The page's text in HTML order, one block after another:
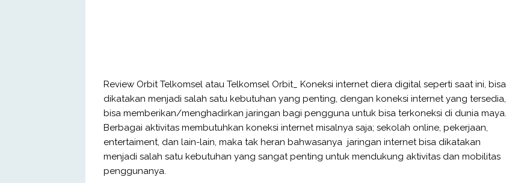
Review Orbit Telkomsel atau Telkomsel Orbit_ Koneksi internet diera digital seperti saat ini, bisa
dikatakan menjadi salah satu kebutuhan yang penting, dengan koneksi internet yang tersedia,
bisa memberikan/menghadirkan jaringan bagi pengguna untuk bisa terkoneksi di dunia maya.
Berbagai aktivitas membutuhkan koneksi internet misalnya saja; sekolah online, pekerjaan,
entertaiment, dan lain-lain, maka tak heran bahwasanya jaringan internet bisa dikatakan
menjadi salah satu kebutuhan yang sangat penting untuk mendukung aktivitas dan mobilitas
penggunanya.